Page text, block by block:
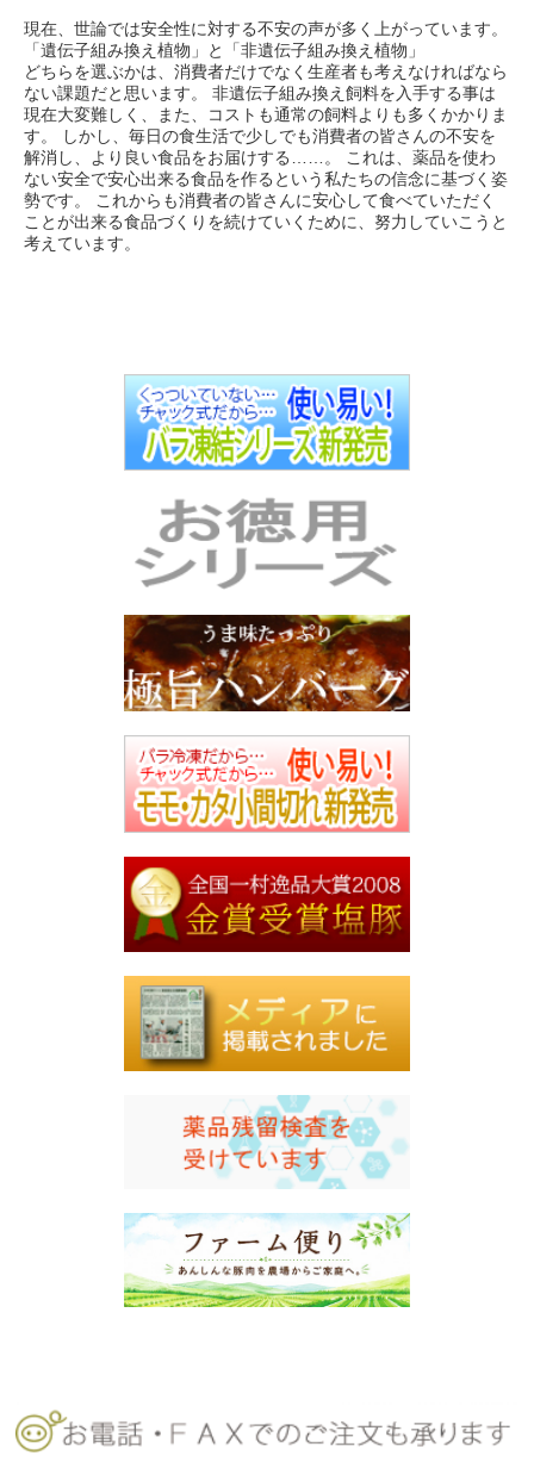
現在、世論では安全性に対する不安の声が多く上がっています。
「遺伝子組み換え植物」と「非遺伝子組み換え植物」
どちらを選ぶかは、消費者だけでなく生産者も考えなければなら
ない課題だと思います。 非遺伝子組み換え飼料を入手する事は
現在大変難しく、また、コストも通常の飼料よりも多くかかりま
す。 しかし、毎日の食生活で少しでも消費者の皆さんの不安を
解消し、より良い食品をお届けする……。 これは、薬品を使わ
ない安全で安心出来る食品を作るという私たちの信念に基づく姿
勢です。 これからも消費者の皆さんに安心して食べていただく
ことが出来る食品づくりを続けていくために、努力していこうと
考えています。